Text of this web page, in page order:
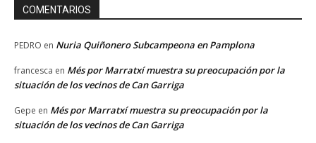
COMENTARIOS
PEDRO en Nuria Quiñonero Subcampeona en Pamplona
francesca en Més por Marratxí muestra su preocupación por la
situación de los vecinos de Can Garriga
Gepe en Més por Marratxí muestra su preocupación por la
situación de los vecinos de Can Garriga